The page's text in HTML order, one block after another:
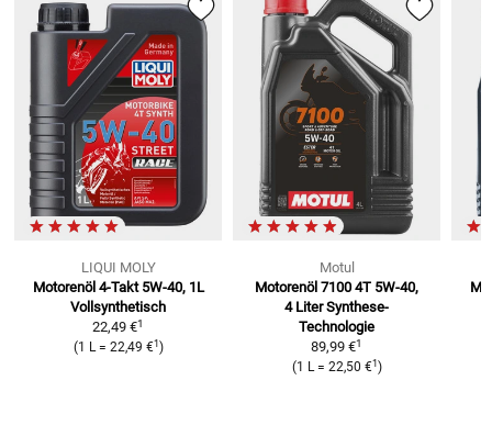
LIQUI MOLY
Motorenöl 4-Takt 5W-40, 1L
Vollsynthetisch
22,49 €1
(1 L= 22,49 €1 )
Motul
Motorenöl 7100 4T 5W-40,
4 Liter Synthese-
Technologie
89,99 €1
(1 L= 22,50 €1 )